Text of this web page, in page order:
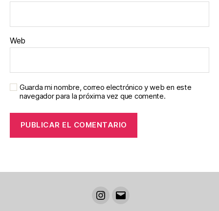
Web
Guarda mi nombre, correo electrónico y web en este
navegador para la próxima vez que comente.
Instagram
Correo